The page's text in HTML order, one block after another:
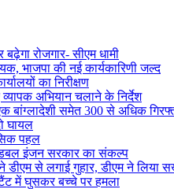
रोजगार- सीएम धामी
भाजपा की नई कार्यकारिणी जल्द
का निरीक्षण
अभियान चलाने के निर्देश
समेत 300 से अधिक
घायल
पहल
डबल इंजन सरकार का संकल्प
से लगाई गुहार, डीएम ने लिया
में घुसकर बच्चे पर हमला